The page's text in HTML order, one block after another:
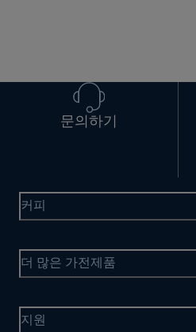
문의하기
커피
더 많은 가전제품
지원